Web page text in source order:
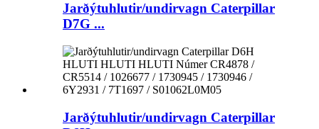
Jarðýtuhlutir/undirvagn Caterpillar
D7G ...
Jarðýtuhlutir/undirvagn Caterpillar